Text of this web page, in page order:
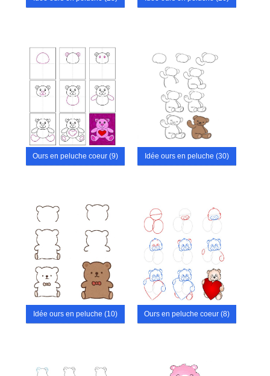
Ours en peluche coeur (9) Idée ours en peluche (30)
Idée ours en peluche (10) Ours en peluche coeur (8)